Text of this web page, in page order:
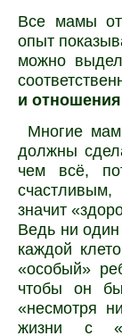
Все мамы
опыт
можно
и
Многие
должны
чем всё,
значит
Ведь ни один
каждой
«особый»
чтобы он
«несмотря
жизни с